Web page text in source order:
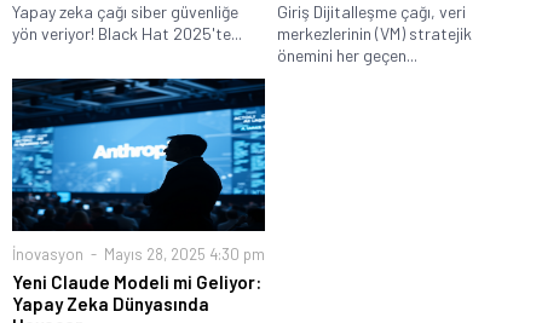
Yapay zeka çağı siber güvenliğe
yön veriyor! Black Hat 2025'te...
Giriş Dijitalleşme çağı, veri
merkezlerinin (VM) stratejik
önemini her geçen...
İnovasyon Mayıs 28, 2025 4:30 pm
Yeni Claude Modeli mi Geliyor:
Yapay Zeka Dünyasında